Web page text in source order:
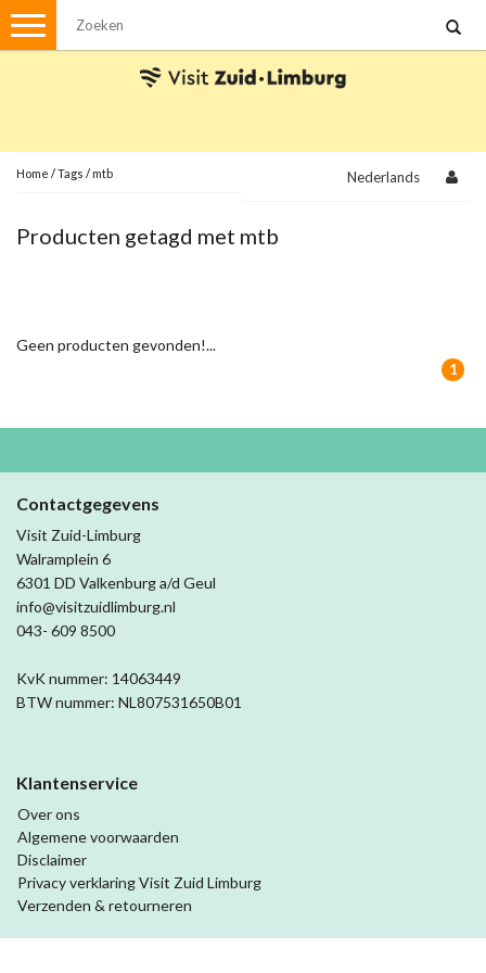
Menu
Met de auto
Visvergunningen
Ansichtkaarten
Home /Tags / mtb Nederlands
Producten getagd met mtb
Geen producten gevonden!...
1
Contactgegevens
Visit Zuid-Limburg
Walramplein 6
6301 DD Valkenburg a/d Geul
info@visitzuidlimburg.nl
043- 609 8500
KvK nummer: 14063449
BTW nummer: NL807531650B01
Klantenservice
Over ons
Algemene voorwaarden
Disclaimer
Privacy verklaring Visit Zuid Limburg
Verzenden & retourneren